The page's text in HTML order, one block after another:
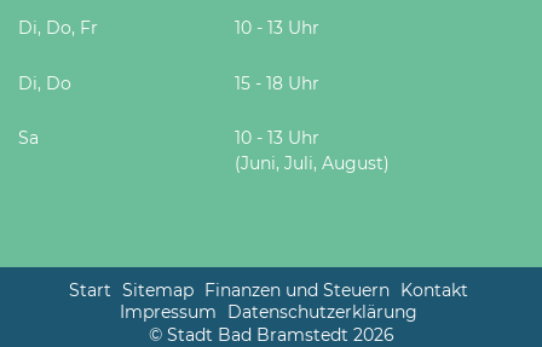
Di, Do, Fr 10 - 13 Uhr
Di, Do 15 - 18 Uhr
Sa
10 - 13 Uhr
(Juni, Juli, August)
Start Sitemap Finanzen und Steuern Kontakt
Impressum
Datenschutzerklärung
© Stadt Bad Bramstedt 2026